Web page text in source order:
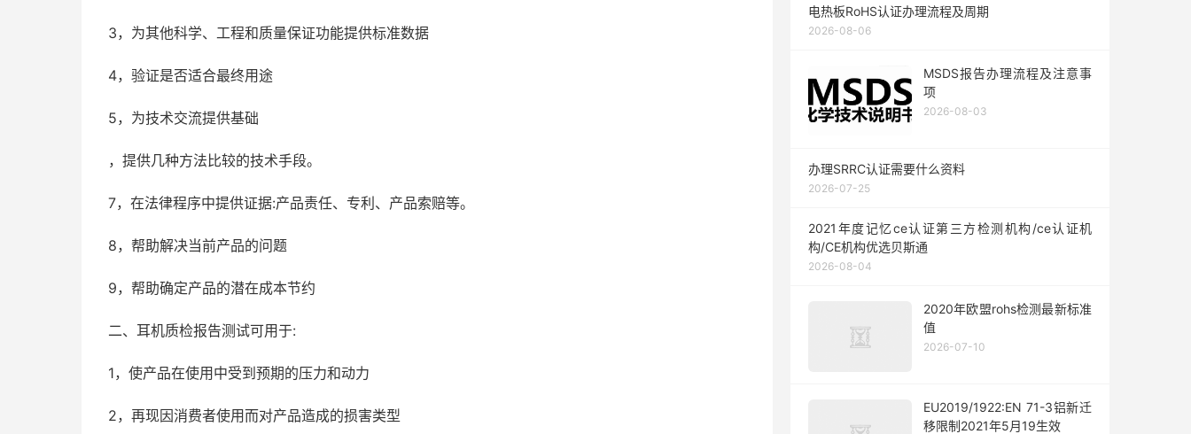
3，为其他科学、工程和质量保证功能提供标准数据
4，验证是否适合最终用途
5，为技术交流提供基础
，提供几种方法比较的技术手段。
7，在法律程序中提供证据:产品责任、专利、产品索赔等。
8，帮助解决当前产品的问题
9，帮助确定产品的潜在成本节约
二、耳机质检报告测试可用于:
1，使产品在使用中受到预期的压力和动力
2，再现因消费者使用而对产品造成的损害类型
电热板RoHS认证办理流程及周期
2026-08-06
MSDS报告办理流程及注意事
项
2026-08-03
办理SRRC认证需要什么资料
2026-07-25
2021年度记忆ce认证第三方检测机构/ce认证机
构/CE机构优选贝斯通
2026-08-04
2020年欧盟rohs检测最新标准
值
2026-07-10
EU2019/1922:EN 71-3铝新迁
移限制2021年5月19生效